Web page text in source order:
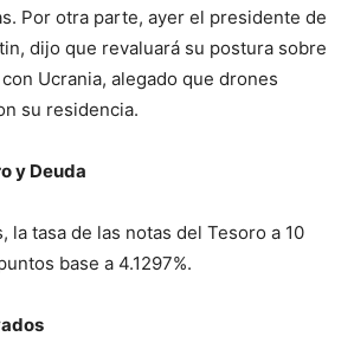
Por otra parte, ayer el presidente de
dijo que revaluará su postura sobre
Ucrania, alegado que drones
su residencia.
y Deuda
la tasa de las notas del Tesoro a 10
base a 4.1297%.